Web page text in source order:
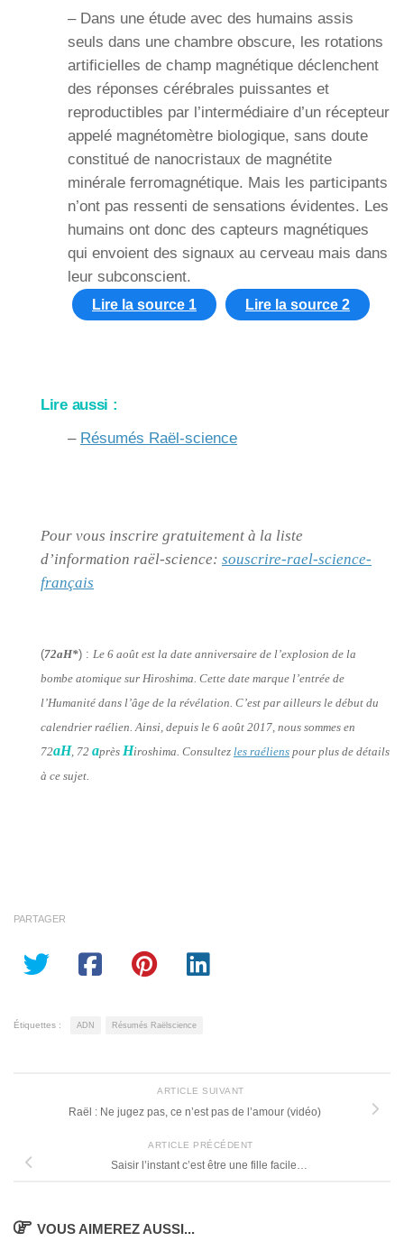
– Dans une étude avec des humains assis
seuls dans une chambre obscure, les rotations
artificielles de champ magnétique déclenchent
des réponses cérébrales puissantes et
reproductibles par l’intermédiaire d’un récepteur
appelé magnétomètre biologique, sans doute
constitué de nanocristaux de magnétite
minérale ferromagnétique. Mais les participants
n’ont pas ressenti de sensations évidentes. Les
humains ont donc des capteurs magnétiques
qui envoient des signaux au cerveau mais dans
leur subconscient.
Lire la source 1 Lire la source 2
Lire aussi :
– Résumés Raël-science
Pour vous inscrire gratuitement à la liste
d’information raël-science: souscrire-rael-science-
français
(72aH*) : Le 6 août est la date anniversaire de l’explosion de la
bombe atomique sur Hiroshima. Cette date marque l’entrée de
l’Humanité dans l’âge de la révélation. C’est par ailleurs le début du
calendrier raélien. Ainsi, depuis le 6 août 2017, nous sommes en
72aH, 72 après Hiroshima. Consultez les raéliens pour plus de détails
à ce sujet.
PARTAGER
Étiquettes : ADN Résumés Raëlscience
ARTICLE SUIVANT
Raël : Ne jugez pas, ce n’est pas de l’amour (vidéo)
ARTICLE PRÉCÉDENT
Saisir l’instant c’est être une fille facile…
VOUS AIMEREZ AUSSI...